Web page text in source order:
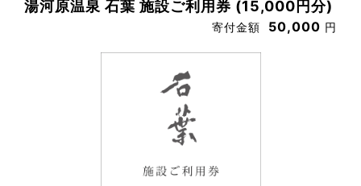
湯河原温泉 石葉 施設ご利用券 (15,000円分)
寄付金額 50,000 円